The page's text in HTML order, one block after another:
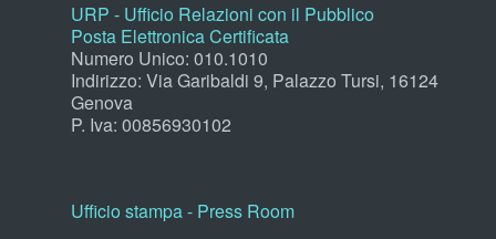
URP - Ufficio Relazioni con il Pubblico
Posta Elettronica Certificata
Numero Unico: 010.1010
Indirizzo: Via Garibaldi 9, Palazzo Tursi, 16124
Genova
P. Iva: 00856930102
Ufficio stampa - Press Room